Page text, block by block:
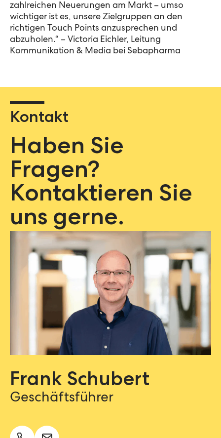
zahlreichen Neuerungen am Markt – umso
wichtiger ist es, unsere Zielgruppen an den
richtigen Touch Points anzusprechen und
abzuholen.“ – Victoria Eichler, Leitung
Kommunikation & Media bei Sebapharma
Kontakt
Haben Sie
Fragen?
Kontaktieren Sie
uns gerne.
Frank Schubert
Geschäftsführer